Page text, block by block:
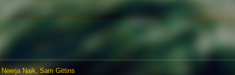
Neerja Naik, Sam Gittins